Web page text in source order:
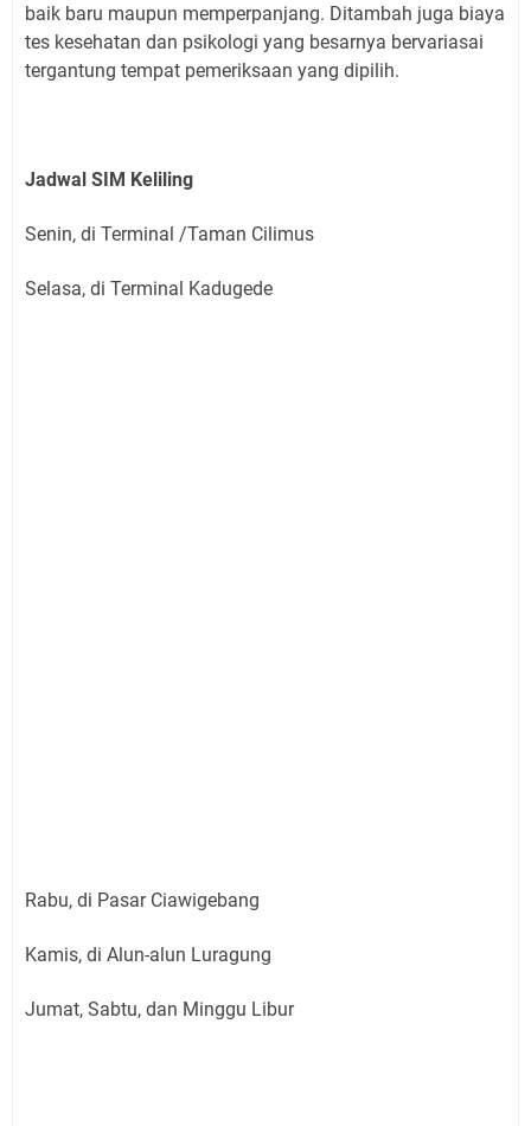
baik baru maupun memperpanjang. Ditambah juga biaya
tes kesehatan dan psikologi yang besarnya bervariasai
tergantung tempat pemeriksaan yang dipilih.
Jadwal SIM Keliling
Senin, di Terminal /Taman Cilimus
Selasa, di Terminal Kadugede
Rabu, di Pasar Ciawigebang
Kamis, di Alun-alun Luragung
Jumat, Sabtu, dan Minggu Libur